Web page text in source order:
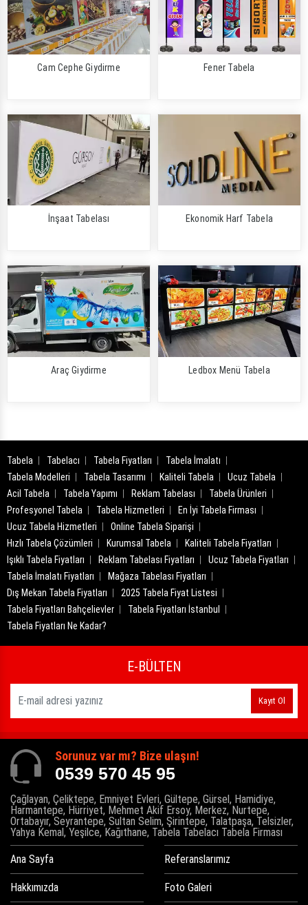
Cam Cephe Giydirme Fener Tabela
İnşaat Tabelası Ekonomik Harf Tabela
Araç Giydirme Ledbox Menü Tabela
Tabela Tabelacı Tabela Fiyatları
Tabela İmalatı
Tabela Modelleri
Tabela Tasarımı Kaliteli Tabela
Ucuz Tabela
Acil Tabela
Tabela Yapımı Reklam Tabelası
Tabela Ürünleri
Profesyonel Tabela
Tabela Hizmetleri
En İyi Tabela Firması
Ucuz Tabela Hizmetleri
Online Tabela Siparişi
Hızlı Tabela Çözümleri
Kurumsal Tabela
Kaliteli Tabela Fiyatları
Işıklı Tabela Fiyatları
Reklam Tabelası Fiyatları
Ucuz Tabela Fiyatları
Tabela İmalatı Fiyatları
Mağaza Tabelası Fiyatları
Dış Mekan Tabela Fiyatları
2025 Tabela Fiyat Listesi
Tabela Fiyatları Bahçelievler
Tabela Fiyatları İstanbul
Tabela Fiyatları Ne Kadar?
E-BÜLTEN
Kayıt Ol
Sorunuz var mı? Bize ulaşın!
0539 570 45 95
Çağlayan, Çeliktepe, Emniyet Evleri, Gültepe, Gürsel, Hamidiye,
Harmantepe, Hürriyet, Mehmet Akif Ersoy, Merkez, Nurtepe,
Ortabayır, Seyrantepe, Sultan Selim, Şirintepe, Talatpaşa, Telsizler,
Yahya Kemal, Yeşilce, Kağıthane, Tabela Tabelacı Tabela Firması
Ana Sayfa
Hakkımızda
Referanslarımız
Foto Galeri